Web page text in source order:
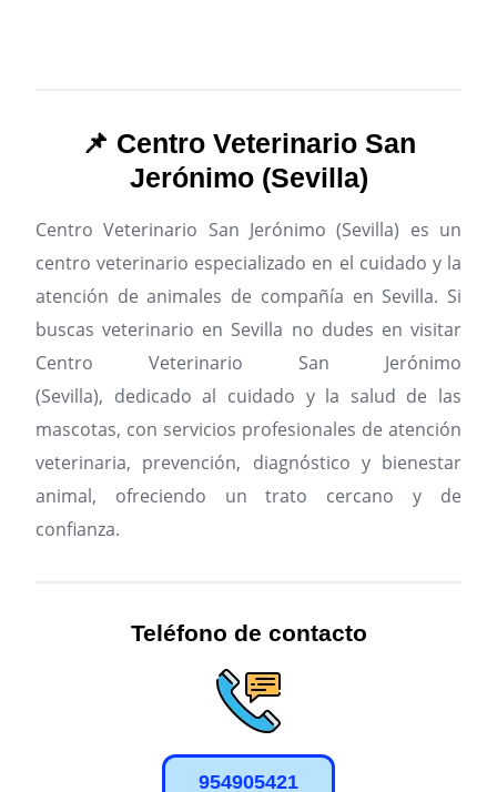
📌 Centro Veterinario San
Jerónimo (Sevilla)
Centro Veterinario San Jerónimo (Sevilla) es un
centro veterinario especializado en el cuidado y la
atención de animales de compañía en Sevilla. Si
buscas veterinario en Sevilla no dudes en visitar
Centro Veterinario San Jerónimo
(Sevilla), dedicado al cuidado y la salud de las
mascotas, con servicios profesionales de atención
veterinaria, prevención, diagnóstico y bienestar
animal, ofreciendo un trato cercano y de
confianza.
Teléfono de contacto
954905421